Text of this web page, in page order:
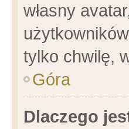
własny
tylko chwilę,
Góra
Dlaczego